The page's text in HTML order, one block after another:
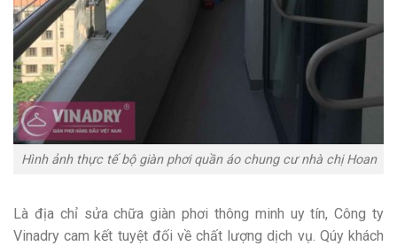
Hình ảnh thực tế bộ giàn phơi quần áo chung cư nhà chị Hoan
Là địa chỉ sửa chữa giàn phơi thông minh uy tín, Công ty
Vinadry cam kết tuyệt đối về chất lượng dịch vụ. Qúy khách